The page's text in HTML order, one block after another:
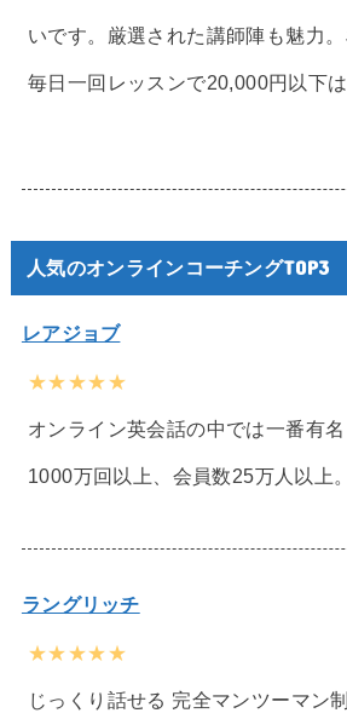
いです。厳選された講師陣も魅力
毎日一回レッスンで20,000円以下は
人気のオンラインコーチングTOP3
レアジョブ
★★★★★
オンライン英会話の中では一番有
1000万回以上、会員数25万人以上。
ラングリッチ
★★★★★
じっくり話せる 完全マンツーマン制